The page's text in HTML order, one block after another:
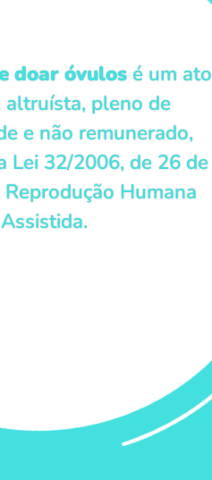
doar óvulosé um ato
altruísta, pleno de
e não remunerado,
Lei 32/2006, de 26 de
Humana
Assistida.